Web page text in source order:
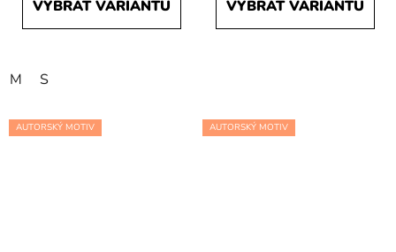
VYBRAT VARIANTU
M S
VYBRAT VARIANTU
AUTORSKÝ MOTIV AUTORSKÝ MOTIV